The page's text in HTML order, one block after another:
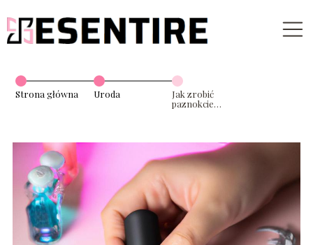
Strona główna Uroda
Jak zrobić
paznokcie